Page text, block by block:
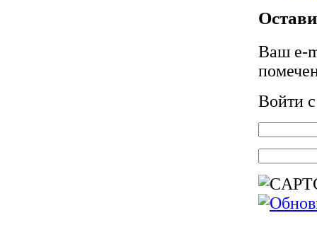
Ваш e-
Войти